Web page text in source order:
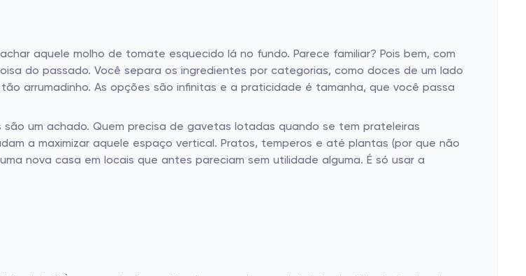
aquele molho de tomate esquecido lá no fundo. Parece familiar? Pois bem, com
do passado. Você separa os ingredientes por categorias, como doces de um lado
arrumadinho. As opções são infinitas e a praticidade é tamanha, que você passa
um achado. Quem precisa de gavetas lotadas quando se tem prateleiras
a maximizar aquele espaço vertical. Pratos, temperos e até plantas (por que não
nova casa em locais que antes pareciam sem utilidade alguma. É só usar a